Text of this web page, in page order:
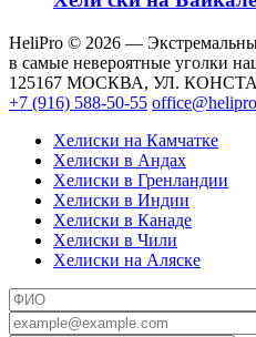
HeliPro © 2026 —
в самые невероятные уголки
125167 МОСКВА, УЛ.
+7 (916) 588-50-55
Хелиски на Камчатке
Хелиски в Андах
Хелиски в Гренландии
Хелиски в Индии
Хелиски в Канаде
Хелиски в Чили
Хелиски на Аляске